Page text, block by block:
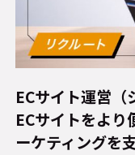
ECサイト運営（
ECサイトをよ
ーケティングを